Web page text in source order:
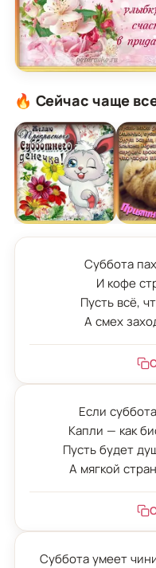
Открытка доброй
🔥 Сейчас чаще
Суббота
И кофе
Пусть всё,
А смех
Если
Капли — как
Пусть будет
А мягкой
Суббота умеет